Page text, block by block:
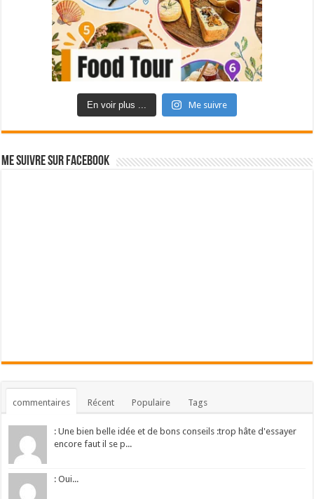
En voir plus ... Me suivre
Me suivre sur Facebook
commentaires Récent Populaire Tags
: Une bien belle idée et de bons conseils :trop hâte d'essayer
encore faut il se p...
: Oui...